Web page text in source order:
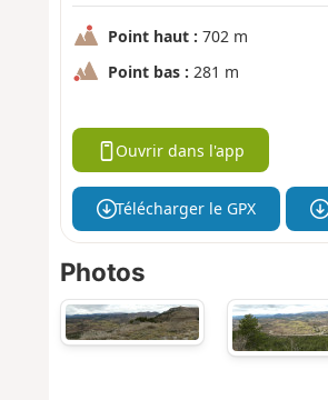
Point haut : 702 m
Point bas : 281 m
Ouvrir dans l'app
Télécharger le GPX
Photos